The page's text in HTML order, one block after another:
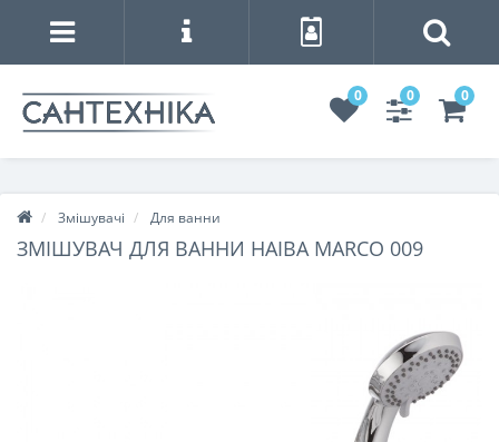
0 0 0
Змішувачі Для ванни
ЗМІШУВАЧ ДЛЯ ВАННИ HAIBA MARCO 009